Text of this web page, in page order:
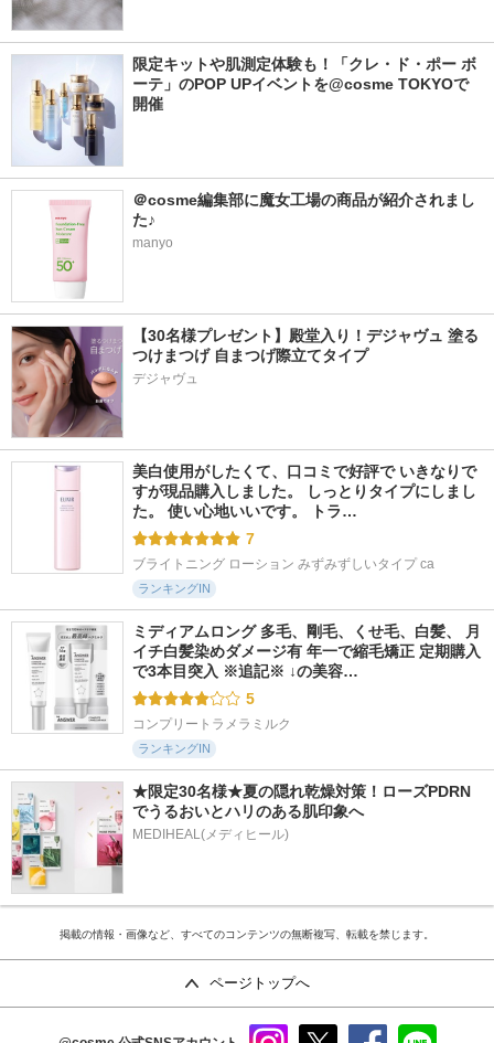
限定キットや肌測定体験も！「クレ・ド・ポー ボ
ーテ」のPOP UPイベントを@cosme TOKYOで
開催
＠cosme編集部に魔女工場の商品が紹介されまし
た♪
manyo
【30名様プレゼント】殿堂入り！デジャヴュ 塗る
つけまつげ 自まつげ際立てタイプ
デジャヴュ
美白使用がしたくて、口コミで好評で いきなりで
すが現品購入しました。 しっとりタイプにしまし
た。 使い心地いいです。 トラ…
7
ブライトニング ローション みずみずしいタイプ ca
ランキングIN
ミディアムロング 多毛、剛毛、くせ毛、白髪、 月
イチ白髪染めダメージ有 年一で縮毛矯正 定期購入
で3本目突入 ※追記※ ↓の美容…
5
コンプリートラメラミルク
ランキングIN
★限定30名様★夏の隠れ乾燥対策！ローズPDRN
でうるおいとハリのある肌印象へ
MEDIHEAL(メディヒール)
掲載の情報・画像など、すべてのコンテンツの無断複写、転載を禁じます。
ページトップへ